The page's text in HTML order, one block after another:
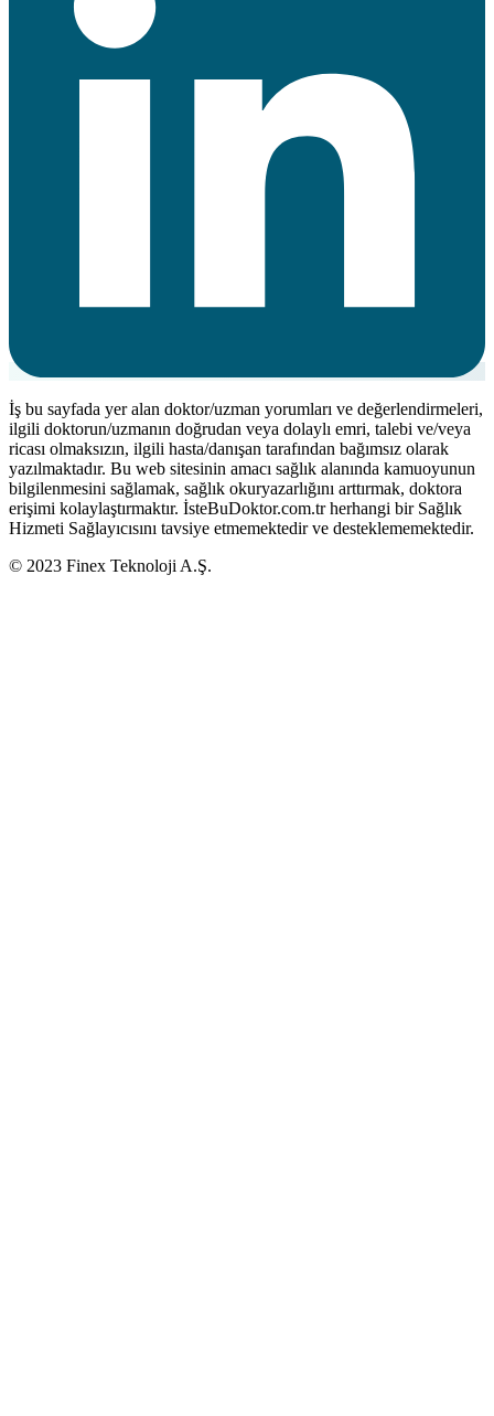
İş bu sayfada yer alan doktor/uzman yorumları ve değerlendirmeleri,
ilgili doktorun/uzmanın doğrudan veya dolaylı emri, talebi ve/veya
ricası olmaksızın, ilgili hasta/danışan tarafından bağımsız olarak
yazılmaktadır. Bu web sitesinin amacı sağlık alanında kamuoyunun
bilgilenmesini sağlamak, sağlık okuryazarlığını arttırmak, doktora
erişimi kolaylaştırmaktır. İsteBuDoktor.com.tr herhangi bir Sağlık
Hizmeti Sağlayıcısını tavsiye etmemektedir ve desteklememektedir.
© 2023 Finex Teknoloji A.Ş.